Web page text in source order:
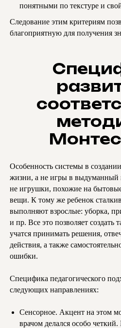
понятными по текстуре и
Следование этим критериям
благоприятную для получения
Особенность системы в
жизни, а не игры в выдуманный
не игрушки, похожие на
вещи. К тому же ребенок
выполняют взрослые: уборка,
и пр. Все это позволяет создать
учатся принимать решения,
действия, а также
ошибки.
Специфика педагогического
следующих направлениях:
Сенсорное. Акцент на этом
врачом делался особо